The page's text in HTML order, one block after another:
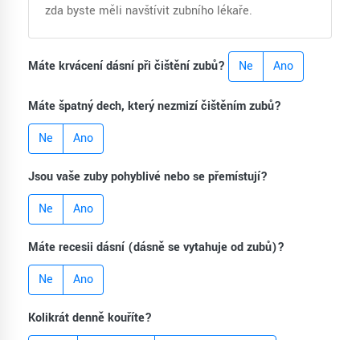
zda byste měli navštívit zubního lékaře.
Máte krvácení dásní při čištění zubů? Ne Ano
Máte špatný dech, který nezmizí čištěním zubů?
Ne
Ano
Jsou vaše zuby pohyblivé nebo se přemísťují?
Ne
Ano
Máte recesii dásní (dásně se vytahuje od zubů)?
Ne
Ano
Kolikrát denně kouříte?